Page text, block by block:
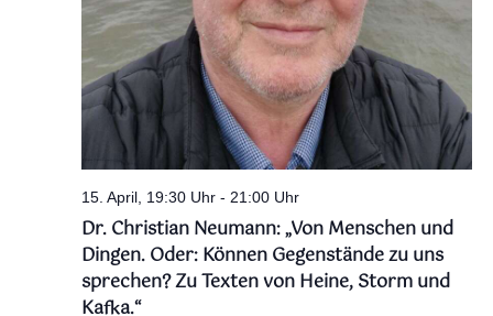
15. April, 19:30 Uhr- 21:00 Uhr
Dr. Christian Neumann: „Von Menschen und
Dingen. Oder: Können Gegenstände zu uns
sprechen? Zu Texten von Heine, Storm und
Kafka.“